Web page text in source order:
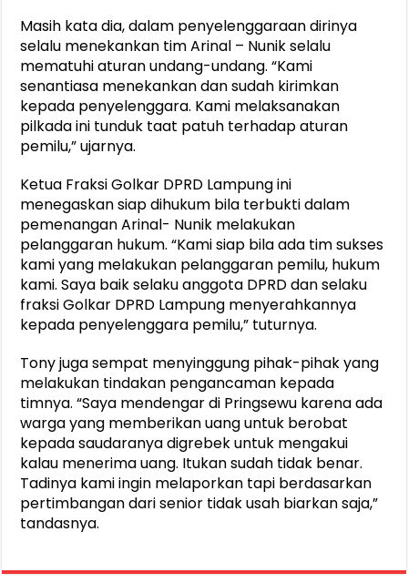
Masih kata dia, dalam penyelenggaraan dirinya
selalu menekankan tim Arinal – Nunik selalu
mematuhi aturan undang-undang. “Kami
senantiasa menekankan dan sudah kirimkan
kepada penyelenggara. Kami melaksanakan
pilkada ini tunduk taat patuh terhadap aturan
pemilu,” ujarnya.
Ketua Fraksi Golkar DPRD Lampung ini
menegaskan siap dihukum bila terbukti dalam
pemenangan Arinal- Nunik melakukan
pelanggaran hukum. “Kami siap bila ada tim sukses
kami yang melakukan pelanggaran pemilu, hukum
kami. Saya baik selaku anggota DPRD dan selaku
fraksi Golkar DPRD Lampung menyerahkannya
kepada penyelenggara pemilu,” tuturnya.
Tony juga sempat menyinggung pihak-pihak yang
melakukan tindakan pengancaman kepada
timnya. “Saya mendengar di Pringsewu karena ada
warga yang memberikan uang untuk berobat
kepada saudaranya digrebek untuk mengakui
kalau menerima uang. Itukan sudah tidak benar.
Tadinya kami ingin melaporkan tapi berdasarkan
pertimbangan dari senior tidak usah biarkan saja,”
tandasnya.